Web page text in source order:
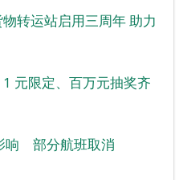
转运站启用三周年 助力
元限定、百万元抽奖齐
响 部分航班取消